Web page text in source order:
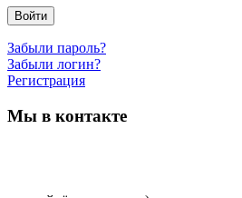
Войти
Забыли пароль?
Забыли логин?
Регистрация
Мы в контакте